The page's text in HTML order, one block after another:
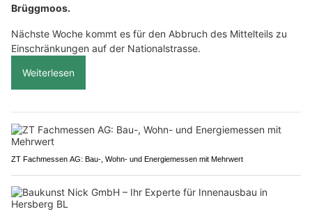
Brüggmoos.
Nächste Woche kommt es für den Abbruch des Mittelteils zu
Einschränkungen auf der Nationalstrasse.
Weiterlesen
ZT Fachmessen AG: Bau-, Wohn- und Energiemessen mit Mehrwert